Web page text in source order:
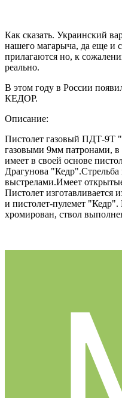
Как сказать. Украинский
нашего магарыча, да еще и
прилагаются но, к
реально.
В этом году в России
КЕДОР.
Описание:
Пистолет газовый ПДТ-9Т
газовыми 9мм патронами, в
имеет в своей основе
Драгунова
выстрелами.Имеет
Пистолет изготавливается
и пистолет-пулемет "Кедр".
хромирован, ствол